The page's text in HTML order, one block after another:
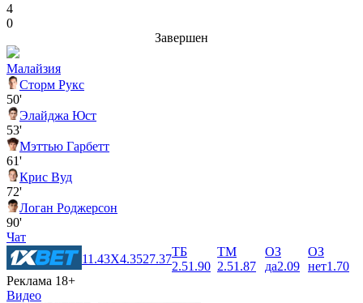
4
0
Завершен
Малайзия
Сторм Рукс
50'
Элайджа Юст
53'
Мэттью Гарбетт
61'
Крис Вуд
72'
Логан Роджерсон
90'
Чат
11.43X4.3527.37
ТБ
2.51.90
ТМ
2.51.87
ОЗ
да2.09
ОЗ
нет1.70
Реклама 18+
Видео